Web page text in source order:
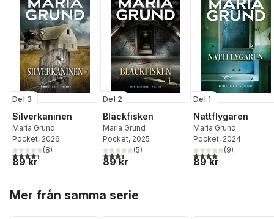
Del 3
Silverkaninen
Maria Grund
Pocket, 2026
4,3utav 5 stjärnor. Totalt antal röster:
(8)
89 kr
Del 2
Bläckfisken
Maria Grund
Pocket, 2025
3,4utav 5 stjärnor. Totalt antal röster:
(5)
89 kr
Del 1
Nattflygaren
Maria Grund
Pocket, 2024
4,0utav 5 stjärnor.
(9)
89 kr
Mer från samma serie